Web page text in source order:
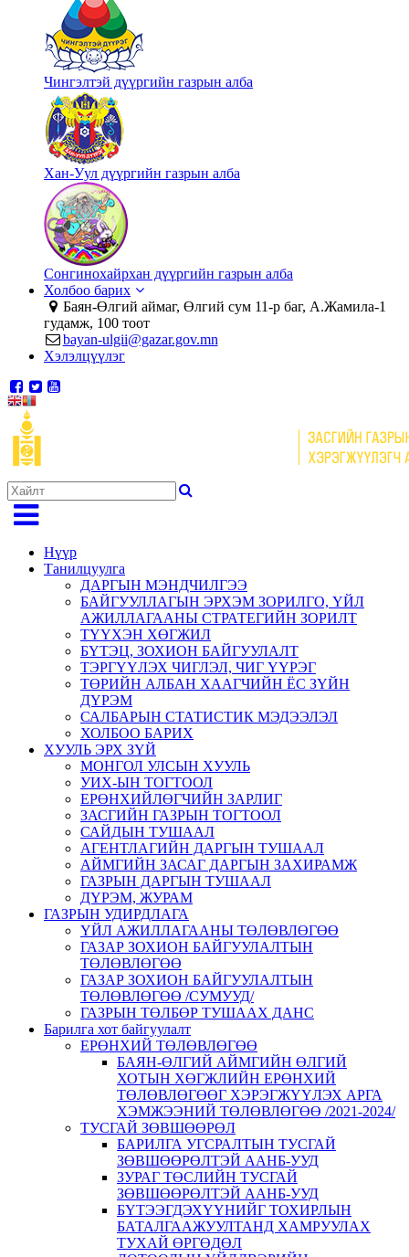
Чингэлтэй дүүргийн газрын алба
Хан-Уул дүүргийн газрын алба
Сонгинохайрхан дүүргийн газрын алба
Холбоо барих
Баян-Өлгий аймаг, Өлгий сум 11-р баг, А.Жамила-1
гудамж, 100 тоот
bayan-ulgii@gazar.gov.mn
Хэлэлцүүлэг
Нүүр
Танилцуулга
ДАРГЫН МЭНДЧИЛГЭЭ
БАЙГУУЛЛАГЫН ЭРХЭМ ЗОРИЛГО, ҮЙЛ
АЖИЛЛАГААНЫ СТРАТЕГИЙН ЗОРИЛТ
ТҮҮХЭН ХӨГЖИЛ
БҮТЭЦ, ЗОХИОН БАЙГУУЛАЛТ
ТЭРГҮҮЛЭХ ЧИГЛЭЛ, ЧИГ ҮҮРЭГ
ТӨРИЙН АЛБАН ХААГЧИЙН ЁС ЗҮЙН
ДҮРЭМ
САЛБАРЫН СТАТИСТИК МЭДЭЭЛЭЛ
ХОЛБОО БАРИХ
ХУУЛЬ ЭРХ ЗҮЙ
МОНГОЛ УЛСЫН ХУУЛЬ
УИХ-ЫН ТОГТООЛ
ЕРӨНХИЙЛӨГЧИЙН ЗАРЛИГ
ЗАСГИЙН ГАЗРЫН ТОГТООЛ
САЙДЫН ТУШААЛ
АГЕНТЛАГИЙН ДАРГЫН ТУШААЛ
АЙМГИЙН ЗАСАГ ДАРГЫН ЗАХИРАМЖ
ГАЗРЫН ДАРГЫН ТУШААЛ
ДҮРЭМ, ЖУРАМ
ГАЗРЫН УДИРДЛАГА
ҮЙЛ АЖИЛЛАГААНЫ ТӨЛӨВЛӨГӨӨ
ГАЗАР ЗОХИОН БАЙГУУЛАЛТЫН
ТӨЛӨВЛӨГӨӨ
ГАЗАР ЗОХИОН БАЙГУУЛАЛТЫН
ТӨЛӨВЛӨГӨӨ /СУМУУД/
ГАЗРЫН ТӨЛБӨР ТУШААХ ДАНС
Барилга хот байгуулалт
ЕРӨНХИЙ ТӨЛӨВЛӨГӨӨ
БАЯН-ӨЛГИЙ АЙМГИЙН ӨЛГИЙ
ХОТЫН ХӨГЖЛИЙН ЕРӨНХИЙ
ТӨЛӨВЛӨГӨӨГ ХЭРЭГЖҮҮЛЭХ АРГА
ХЭМЖЭЭНИЙ ТӨЛӨВЛӨГӨӨ /2021-2024/
ТУСГАЙ ЗӨВШӨӨРӨЛ
БАРИЛГА УГСРАЛТЫН ТУСГАЙ
ЗӨВШӨӨРӨЛТЭЙ ААНБ-УУД
ЗУРАГ ТӨСЛИЙН ТУСГАЙ
ЗӨВШӨӨРӨЛТЭЙ ААНБ-УУД
БҮТЭЭГДЭХҮҮНИЙГ ТОХИРЛЫН
БАТАЛГААЖУУЛТАНД ХАМРУУЛАХ
ТУХАЙ ӨРГӨДӨЛ